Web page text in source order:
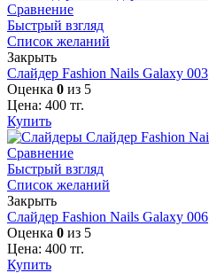
Сравнение
Быстрый взгляд
Список желаний
Закрыть
Слайдер Fashion Nails Galaxy 003
Оценка 0 из 5
Цена: 400 тг.
Купить
Сравнение
Быстрый взгляд
Список желаний
Закрыть
Слайдер Fashion Nails Galaxy 006
Оценка 0 из 5
Цена: 400 тг.
Купить